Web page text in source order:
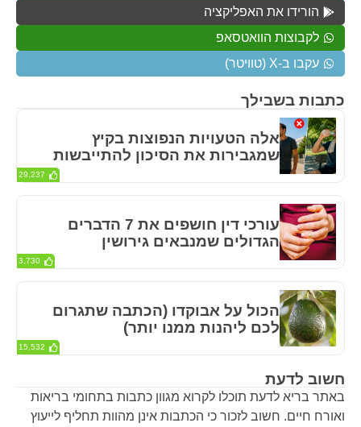
חשוב לדעת
באתר בריא לדעת תוכלו לקרוא מגוון כתבות בתחומי בריאות
ואורח חיים. חשוב לזכור כי הכתבות אינן מהוות תחליף לייעוץ
כתבות בשבילך
אלה הטעויות הנפוצות בקיץ
שמגבירות את הסיכון להתייבשות
29,237
עורכי דין חושפים את 7 הדברים
הגדולים שמנבאים גירושין
3,730
הכול על אבוקדו (הכתבה שתגרום
לכם ליהנות ממנו יותר)
15,532
הורידו את האפליקציה
לקבוצות הוואטסאפ
עקבו ב-X (טוויטר)